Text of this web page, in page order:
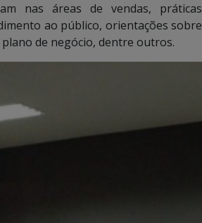
nas áreas de vendas, práticas
ao público, orientações sobre
de negócio, dentre outros.